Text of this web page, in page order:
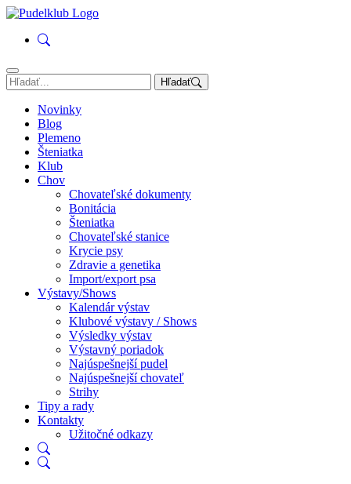
Hľadať
Novinky
Blog
Plemeno
Šteniatka
Klub
Chov
Chovateľské dokumenty
Bonitácia
Šteniatka
Chovateľské stanice
Krycie psy
Zdravie a genetika
Import/export psa
Výstavy/Shows
Kalendár výstav
Klubové výstavy / Shows
Výsledky výstav
Výstavný poriadok
Najúspešnejší pudel
Najúspešnejší chovateľ
Strihy
Tipy a rady
Kontakty
Užitočné odkazy